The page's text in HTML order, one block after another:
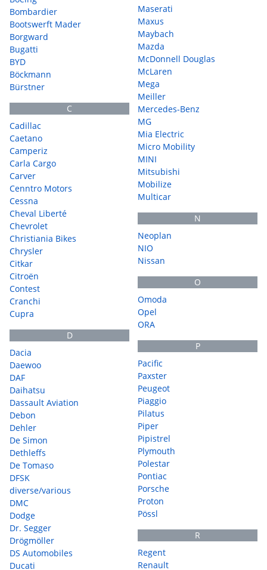
Bombardier
Bootswerft Mader
Borgward
Bugatti
BYD
Böckmann
Bürstner
C
Cadillac
Caetano
Camperiz
Carla Cargo
Carver
Cenntro Motors
Cessna
Cheval Liberté
Chevrolet
Christiania Bikes
Chrysler
Citkar
Citroën
Contest
Cranchi
Cupra
D
Dacia
Daewoo
DAF
Daihatsu
Dassault Aviation
Debon
Dehler
De Simon
Dethleffs
De Tomaso
DFSK
diverse/various
DMC
Dodge
Dr. Segger
Drögmöller
DS Automobiles
Ducati
Maserati
Maxus
Maybach
Mazda
McDonnell Douglas
McLaren
Mega
Meiller
Mercedes-Benz
MG
Mia Electric
Micro Mobility
MINI
Mitsubishi
Mobilize
Multicar
N
Neoplan
NIO
Nissan
O
Omoda
Opel
ORA
P
Pacific
Paxster
Peugeot
Piaggio
Pilatus
Piper
Pipistrel
Plymouth
Polestar
Pontiac
Porsche
Proton
Pössl
R
Regent
Renault